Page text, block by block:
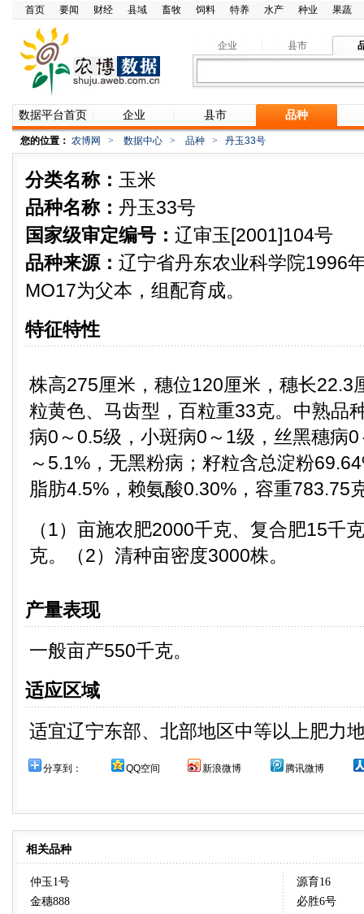
首页 要闻 财经 县域 畜牧 饲料 特养 水产 种业 果蔬
企业 县市
数据平台首页 企业 县市 品种
您的位置： 农博网 > 数据中心 > 品种 > 丹玉33号
分类名称： 玉米
品种名称： 丹玉33号
国家级审定编号： 辽审玉[2001]104号
品种来源： 辽宁省丹东农业科学院1996
MO17为父本，组配育成。
特征特性
株高275厘米，穗位120厘米，穗长22.3
粒黄色、马齿型，百粒重33克。中熟品
病0～0.5级，小斑病0～1级，丝黑穗病
～5.1%，无黑粉病；籽粒含总淀粉
脂肪4.5%，赖氨酸0.30%，容重783.75
（1）亩施农肥2000千克、复合肥15千
克。（2）清种亩密度3000株。
产量表现
一般亩产550千克。
适应区域
适宜辽宁东部、北部地区中等以上肥力
分享到： QQ空间 新浪微博 腾讯微博
相关品种
仲玉1号
金穗888
源育16
必胜6号